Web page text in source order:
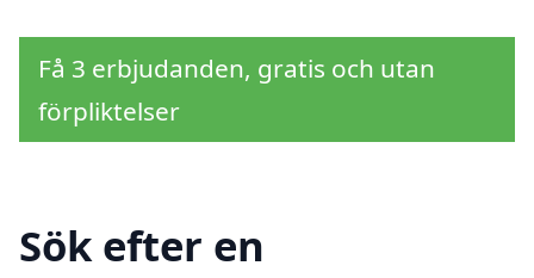
Få 3 erbjudanden, gratis och utan
förpliktelser
Sök efter en